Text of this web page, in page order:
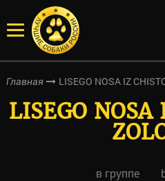
Главная LISEGO NOSA IZ
LISEGO NOSA
в группе